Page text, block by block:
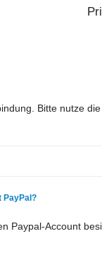
Bitte nutze
PayPal?
Paypal-Account